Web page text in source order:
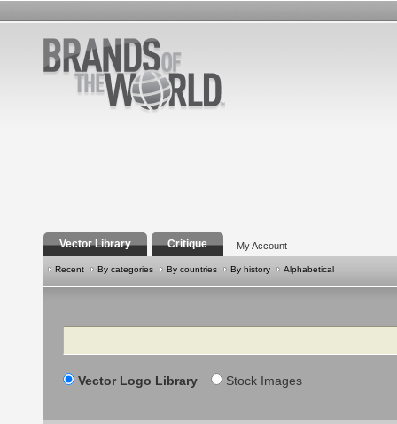
Vector Library Critique My Account
Recent By categories By countries By history Alphabetical
Search
Vector Logo Library Stock Images